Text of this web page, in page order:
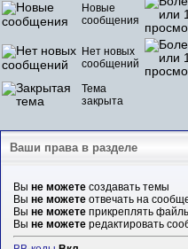
Новые
сообщения
Нет новых
сообщений
Тема
закрыта
Ваши права в разделе
Вы не можетесоздавать темы
Вы не можетеотвечать на
Вы не можетеприкреплять
Вы не можетередактировать